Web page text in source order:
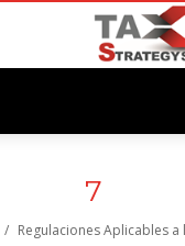
7
/ Regulaciones Aplicables